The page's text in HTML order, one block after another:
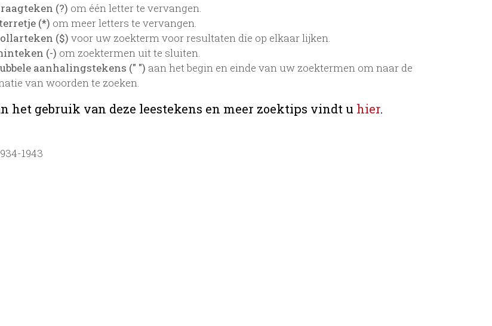
(?) om één letter te vervangen.
(*) om meer letters te vervangen.
($) voor uw zoekterm voor resultaten die op elkaar lijken.
(-) om zoektermen uit te sluiten.
aanhalingstekens (" ") aan het begin en einde van uw zoektermen om naar de
van woorden te zoeken.
het gebruik van deze leestekens en meer zoektips vindt u hier.
1943